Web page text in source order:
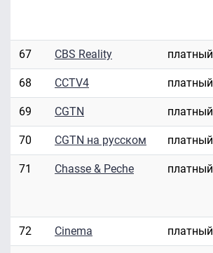
67 CBS Reality платный
68 CCTV4 платный
69 CGTN платный
70 CGTN на русском платный
71 Chasse & Peche платный
72 Cinema платный